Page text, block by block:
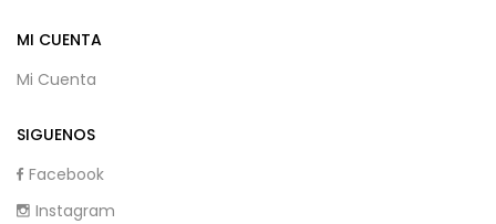
MI CUENTA
Mi Cuenta
SIGUENOS
Facebook
Instagram